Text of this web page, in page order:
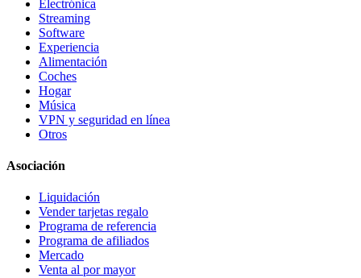
Electrónica
Streaming
Software
Experiencia
Alimentación
Coches
Hogar
Música
VPN y seguridad en línea
Otros
Asociación
Liquidación
Vender tarjetas regalo
Programa de referencia
Programa de afiliados
Mercado
Venta al por mayor